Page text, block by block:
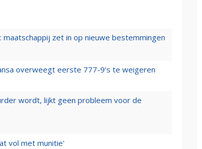
maatschappij zet in op nieuwe bestemmingen
overweegt eerste 777-9’s te weigeren
wordt, lijkt geen probleem voor de
vol met munitie'